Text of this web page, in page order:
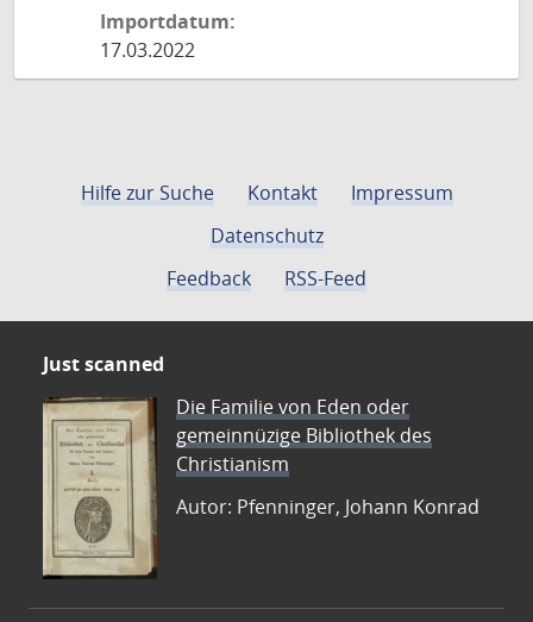
Importdatum:
17.03.2022
Hilfe zur Suche Kontakt
Impressum
Datenschutz
Feedback
RSS-Feed
Just scanned
Die Familie von Eden oder
gemeinnüzige Bibliothek des
Christianism
Autor: Pfenninger, Johann Konrad